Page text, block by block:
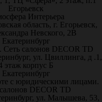
Егорьевск
Интерьера
область, г. Егорьевск,
Невского, 2В
Екатеринбург
Сеть салонов DECOR TD
ул. Цвиллинга, д .1,
этаж корпус Б
Екатеринбург
с юридическими лицами.
DECOR TD
ул. Малышева, 53,